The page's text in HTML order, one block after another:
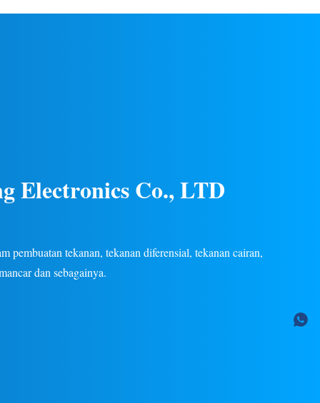
listrik.
stabil, beberapa sinyal keluaran (4-20mA, 0-
Electronics Co., LTD
pembuatan tekanan, tekanan diferensial, tekanan cairan,
dan sebagainya.